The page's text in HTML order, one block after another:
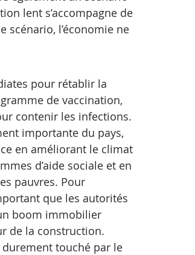
lent s’accompagne de
scénario, l’économie ne
pour rétablir la
de vaccination,
contenir les infections.
importante du pays,
en améliorant le climat
d’aide sociale et en
pauvres. Pour
que les autorités
boom immobilier
de la construction.
durement touché par le